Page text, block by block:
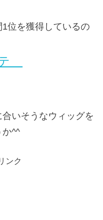
位を獲得しているの
テ
いそうなウィッグを
か^^
ンク